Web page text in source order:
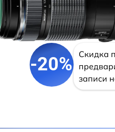
-20%
Скидка
записи